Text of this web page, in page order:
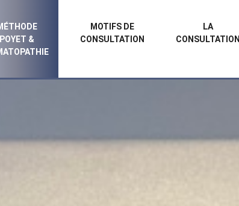
POYET &
MOTIFS DE
CONSULTATION
LA
CONSULTATION